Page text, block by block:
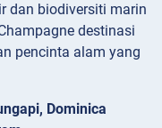
dan biodiversiti marin
destinasi
pencinta alam yang
Dominica